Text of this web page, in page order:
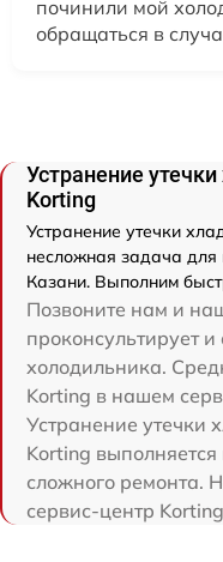
починили мой
обращаться в
Устранение
Korting
Устранение утечки
несложная задача для
Казани. Выполним
Позвоните нам и
проконсультирует и
холодильника.
Korting в нашем
Устранение утечки
Korting
сложного ремонта.
сервис-центр